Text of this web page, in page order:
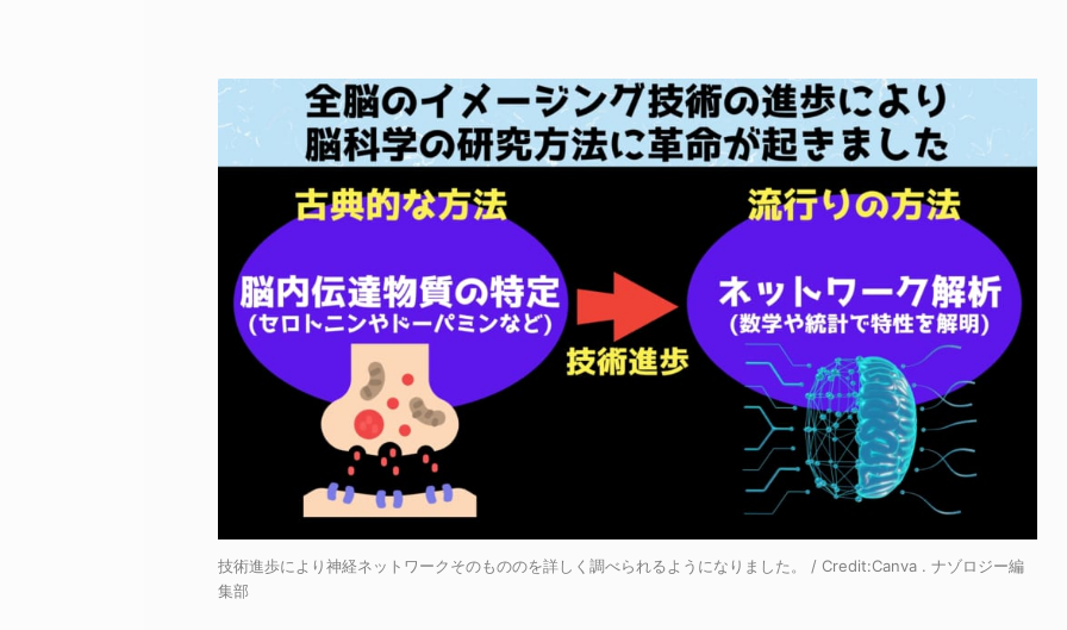
技術進歩により神経ネットワークそのもののを詳しく調べられるようになりました。 / Credit:Canva . ナゾロジー編
集部